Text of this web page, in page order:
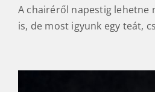
A chairéről napestig lehetne
is, de most igyunk egy teát,